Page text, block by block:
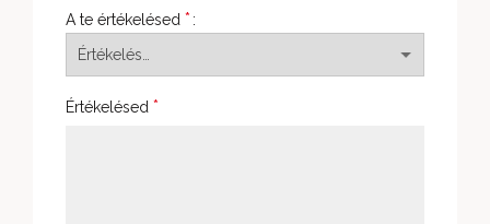
A te értékelésed *
Értékelésed *